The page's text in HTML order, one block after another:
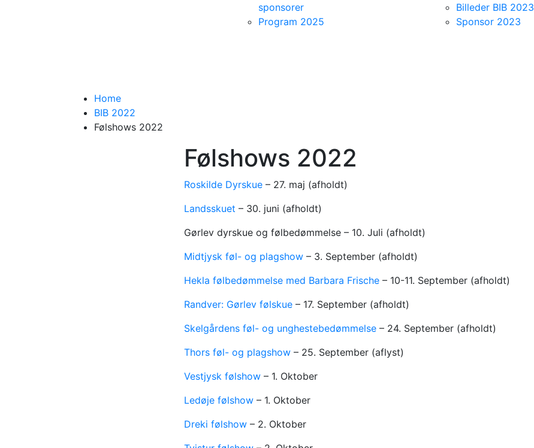
sponsorer
Program 2025
Billeder BIB 2023
Sponsor 2023
Home
BIB 2022
Følshows 2022
Følshows 2022
Roskilde Dyrskue – 27. maj (afholdt)
Landsskuet – 30. juni (afholdt)
Gørlev dyrskue og følbedømmelse – 10. Juli (afholdt)
Midtjysk føl- og plagshow – 3. September (afholdt)
Hekla følbedømmelse med Barbara Frische – 10-11. September (afholdt)
Randver: Gørlev følskue – 17. September (afholdt)
Skelgårdens føl- og unghestebedømmelse – 24. September (afholdt)
Thors føl- og plagshow – 25. September (aflyst)
Vestjysk følshow – 1. Oktober
Ledøje følshow – 1. Oktober
Dreki følshow – 2. Oktober